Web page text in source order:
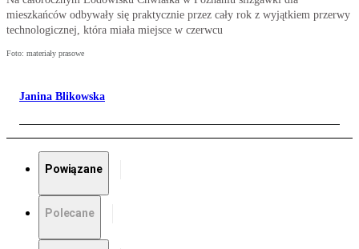
mieszkańców odbywały się praktycznie przez cały rok z wyjątkiem przerwy
technologicznej, która miała miejsce w czerwcu
Foto: materiały prasowe
Janina Blikowska
Powiązane
Polecane